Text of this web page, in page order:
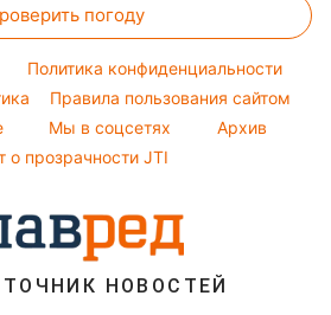
Тана
погоду
Политика конфиденциальности
Правила пользования сайтом
Мы в соцсетях
Архив
о прозрачности JTI
НОВОСТЕЙ